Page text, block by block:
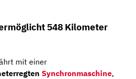
548 Kilometer
mit einer
Synchronmaschine,